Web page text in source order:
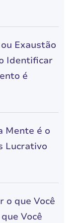
Exaustão
Identificar
é
Mente é o
Lucrativo
o que Você
Você